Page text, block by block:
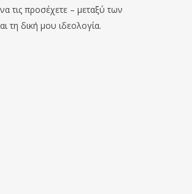
τις προσέχετε – μεταξύ των
τη δική μου ιδεολογία.